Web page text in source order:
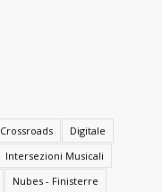
Crossroads
Digitale
Intersezioni Musicali
Nubes - Finisterre